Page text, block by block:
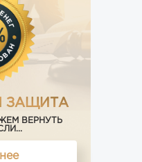
ЗАЩИТА
ВЕРНУТЬ